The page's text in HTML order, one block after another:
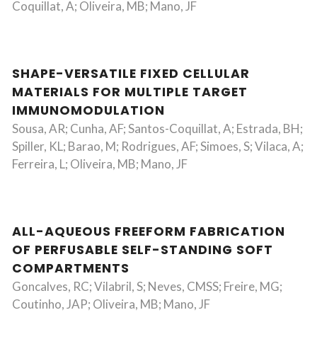
Coquillat, A; Oliveira, MB; Mano, JF
SHAPE-VERSATILE FIXED CELLULAR
MATERIALS FOR MULTIPLE TARGET
IMMUNOMODULATION
Sousa, AR; Cunha, AF; Santos-Coquillat, A; Estrada, BH;
Spiller, KL; Barao, M; Rodrigues, AF; Simoes, S; Vilaca, A;
Ferreira, L; Oliveira, MB; Mano, JF
ALL-AQUEOUS FREEFORM FABRICATION
OF PERFUSABLE SELF-STANDING SOFT
COMPARTMENTS
Goncalves, RC; Vilabril, S; Neves, CMSS; Freire, MG;
Coutinho, JAP; Oliveira, MB; Mano, JF